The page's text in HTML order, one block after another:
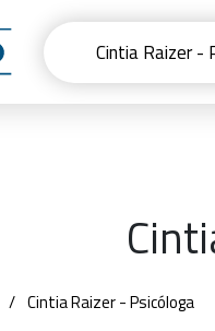
Cintia Raizer - Psicóloga